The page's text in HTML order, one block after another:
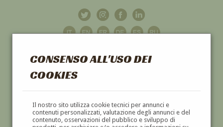
CONSENSO ALL'USO DEI
COOKIES
Il nostro sito utilizza cookie tecnici per annunci e
contenuti personalizzati, valutazione degli annunci e del
contenuto, osservazioni del pubblico e sviluppo di
GALLERIAD'ARTE